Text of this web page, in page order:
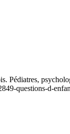
Pédiatres,
questions-d-